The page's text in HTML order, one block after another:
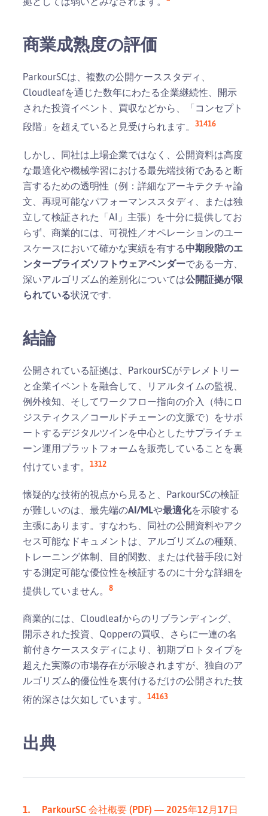
商業成熟度の評価
ParkourSCは、複数の公開ケーススタディ、
Cloudleafを通じた数年にわたる企業継続性、開示
された投資イベント、買収などから、「コンセプト
段階」を超えていると見受けられます。 31416
しかし、同社は上場企業ではなく、公開資料は高度
な最適化や機械学習における最先端技術であると断
言するための透明性（例：詳細なアーキテクチャ論
文、再現可能なパフォーマンススタディ、または独
立して検証された「AI」主張）を十分に提供してお
らず、商業的には、可視性／オペレーションのユー
スケースにおいて確かな実績を有する中期段階のエ
ンタープライズソフトウェアベンダーである一方、
深いアルゴリズム的差別化については公開証拠が限
られている状況です.
結論
公開されている証拠は、ParkourSCがテレメトリー
と企業イベントを融合して、リアルタイムの監視、
例外検知、そしてワークフロー指向の介入（特にロ
ジスティクス／コールドチェーンの文脈で）をサポ
ートするデジタルツインを中心としたサプライチェ
ーン運用プラットフォームを販売していることを裏
付けています。 1312
懐疑的な技術的視点から見ると、ParkourSCの検証
が難しいのは、最先端のAI/MLや最適化を示唆する
主張にあります。すなわち、同社の公開資料やアク
セス可能なドキュメントは、アルゴリズムの種類、
トレーニング体制、目的関数、または代替手段に対
する測定可能な優位性を検証するのに十分な詳細を
提供していません。 8
商業的には、Cloudleafからのリブランディング、
開示された投資、Qopperの買収、さらに一連の名
前付きケーススタディにより、初期プロトタイプを
超えた実際の市場存在が示唆されますが、独自のア
ルゴリズム的優位性を裏付けるだけの公開された技
術的深さは欠如しています。 14163
出典
ParkourSC 会社概要 (PDF) — 2025年12月17日